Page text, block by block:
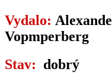
Vydalo:
Vopmperberg
Stav: dobrý